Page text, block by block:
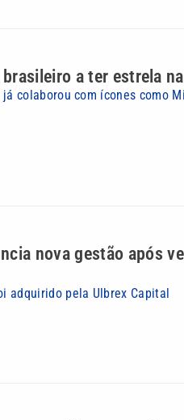
a ter estrela
colaborou com ícones como
nova gestão após
adquirido pela Ulbrex Capital